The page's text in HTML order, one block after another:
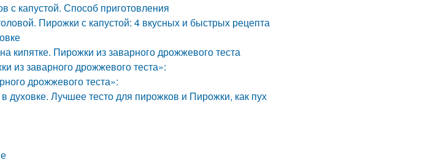
с капустой. Способ приготовления
Пирожки с капустой: 4 вкусных и быстрых рецепта
кипятке. Пирожки из заварного дрожжевого теста
из заварного дрожжевого теста»:
дрожжевого теста»:
духовке. Лучшее тесто для пирожков и Пирожки, как пух